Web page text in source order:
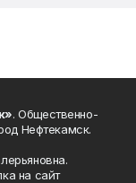
. Общественно-
Нефтекамск.
на сайт